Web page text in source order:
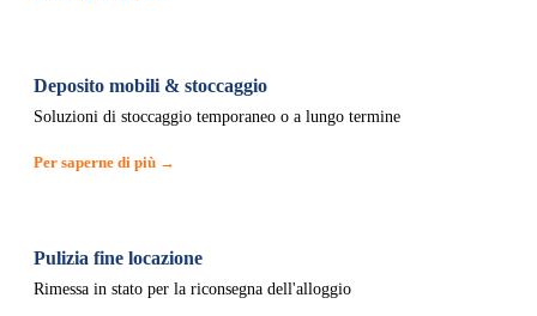
Deposito mobili & stoccaggio
Soluzioni di stoccaggio temporaneo o a lungo termine
Per saperne di più →
Pulizia fine locazione
Rimessa in stato per la riconsegna dell'alloggio